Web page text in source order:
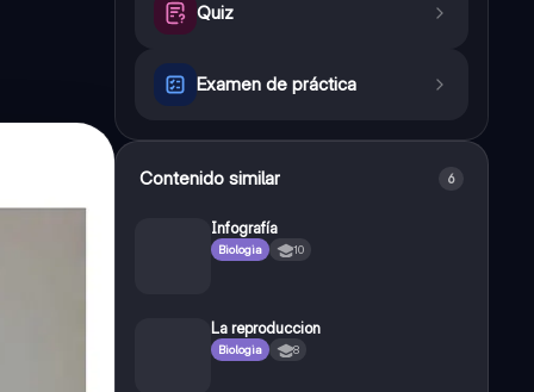
Quiz
Examen de práctica
Contenido similar 6
Infografía
Biologia 10
La reproduccion
Biologia 8